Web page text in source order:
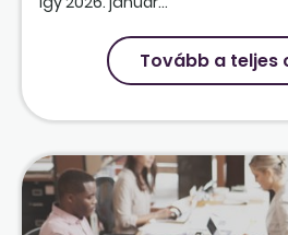
Tovább a teljes